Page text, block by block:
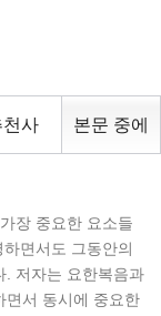
천사 본문 중에
장 중요한 요소들
면서도 그동안의
. 저자는 요한복음과
면서 동시에 중요한